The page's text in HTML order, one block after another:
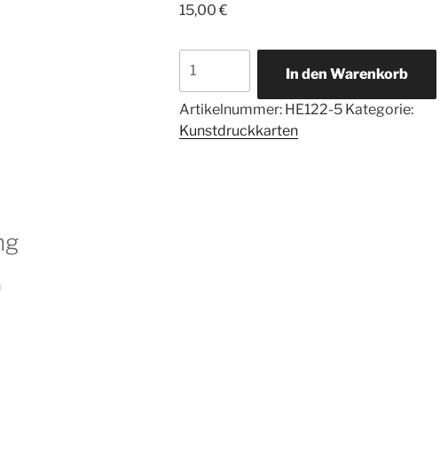
15,00€
Kunstdruckkarten
Energiebild
„Herzbewusstsein“
Menge
In den Warenkorb
Artikelnummer: HE122-5 Kategorie:
Kunstdruckkarten